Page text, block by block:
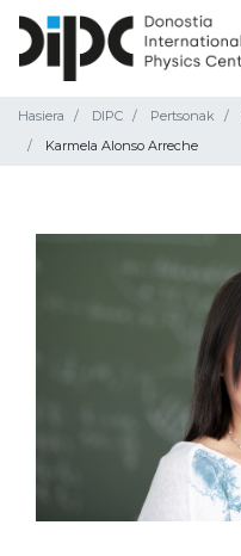
Hasiera DIPC Pertsonak
Karmela Alonso Arreche